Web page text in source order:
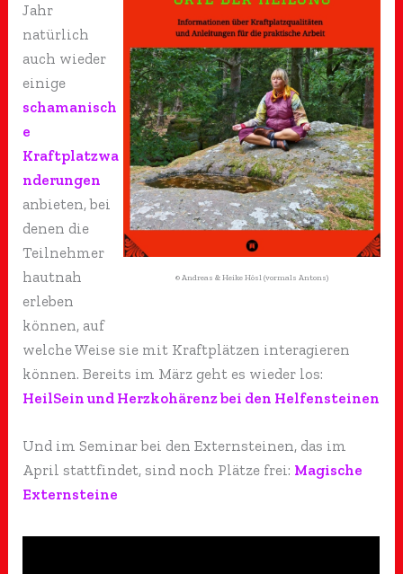
© Andreas & Heike Hösl (vormals Antons)
Jahr
natürlich
auch wieder
einige
schamanisch
e
Kraftplatzwa
nderungen
anbieten, bei
denen die
Teilnehmer
hautnah
erleben
können, auf
welche Weise sie mit Kraftplätzen interagieren
können. Bereits im März geht es wieder los:
HeilSein und Herzkohärenz bei den Helfensteinen
Und im Seminar bei den Externsteinen, das im
April stattfindet, sind noch Plätze frei: Magische
Externsteine